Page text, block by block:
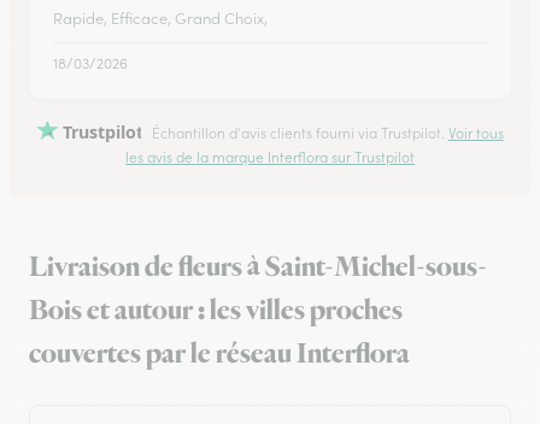
Rapide, Efficace, Grand Choix,
18/03/2026
Trustpilot Échantillon d'avis clients fourni via Trustpilot. Voir tous
les avis de la marque Interflora sur Trustpilot
Livraison de fleurs à Saint-Michel-sous-
Bois et autour : les villes proches
couvertes par le réseau Interflora